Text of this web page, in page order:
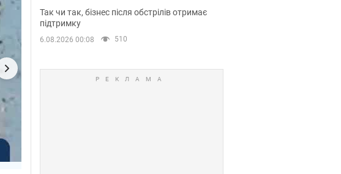
доступ до наявних складських
приміщень
Так чи так, бізнес після обстрілів отримає
підтримку
6.08.2026 00:08 510